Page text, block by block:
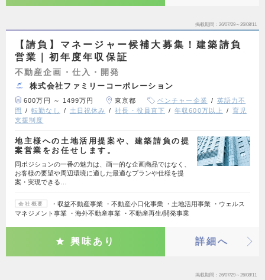
掲載期間 26/07/29～26/08/11
【請負】マネージャー候補大募集！建築請負
営業｜初年度年収保証
不動産企画・仕入・開発
株式会社ファミリーコーポレーション
600万円 ～ 1499万円 東京都 ベンチャー企業
英語力不
問
転勤なし 土日祝休み 社長・役員直下 年収600万以上
育児
支援制度
地主様への土地活用提案や、建築請負の提
案営業をお任せします。
同ポジションの一番の魅力は、画一的な企画商品ではなく、
お客様の要望や周辺環境に適した最適なプランや仕様を提
案・実現できる…
会社概要
・収益不動産事業 ・不動産小口化事業 ・土地活用事業 ・ウェルス
マネジメント事業 ・海外不動産事業 ・不動産再生/開発事業
興味あり 詳細へ
掲載期間 26/07/29～26/08/11